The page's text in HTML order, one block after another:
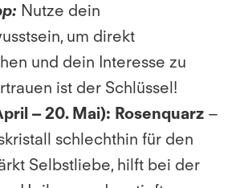
Nutze dein
um direkt
und dein Interesse zu
ist der Schlüssel!
– 20. Mai): Rosenquarz –
schlechthin für den
Selbstliebe, hilft bei der